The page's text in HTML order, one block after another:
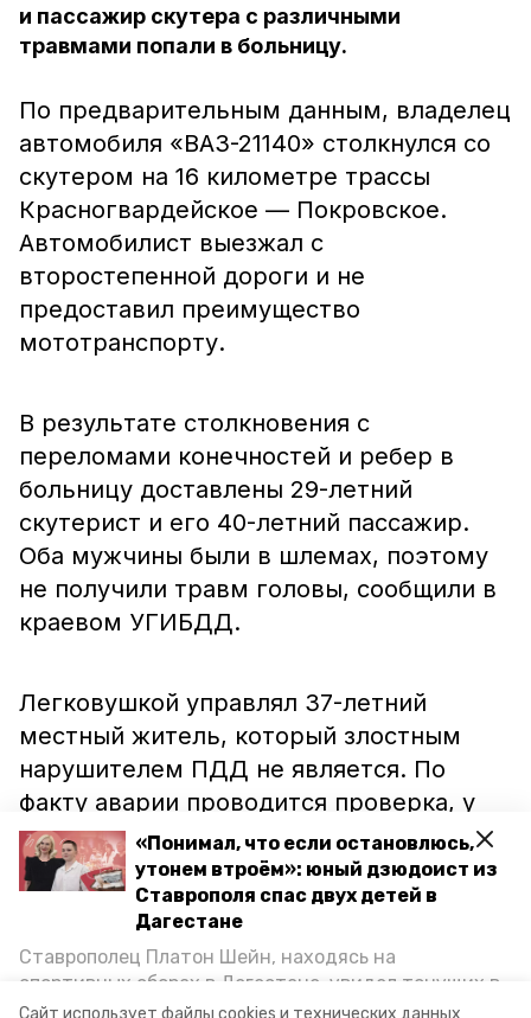
Сайт использует файлы cookies и технических данных
«Понимал, что если остановлюсь,
утонем втроём»: юный дзюдоист из
Ставрополя спас двух детей в
Дагестане
Ставрополец Платон Шейн, находясь на
спортивных сборах в Дегестане, увидел тонущих в
Каспийском море детей и бросился на помощь. По
и пассажир скутера с различными
травмами попали в больницу.
По предварительным данным, владелец
автомобиля «ВАЗ-21140» столкнулся со
скутером на 16 километре трассы
Красногвардейское — Покровское.
Автомобилист выезжал с
второстепенной дороги и не
предоставил преимущество
мототранспорту.
В результате столкновения с
переломами конечностей и ребер в
больницу доставлены 29-летний
скутерист и его 40-летний пассажир.
Оба мужчины были в шлемах, поэтому
не получили травм головы, сообщили в
краевом УГИБДД.
Легковушкой управлял 37-летний
местный житель, который злостным
нарушителем ПДД не является. По
факту аварии проводится проверка, у
участников ДТП произведен забор
крови на установление состояния
опьянения.
Ранее женщину с травмой шеи